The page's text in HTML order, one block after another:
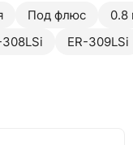
Под флюс 0.8
308LSi ER-309LSi